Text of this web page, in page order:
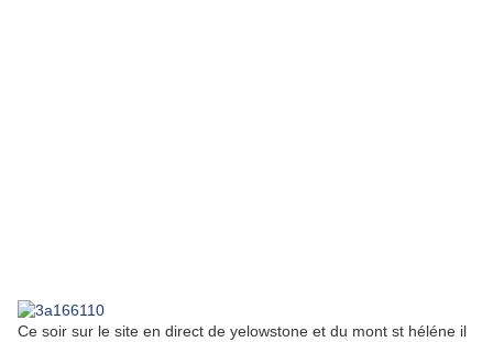
Ce soir sur le site en direct de yelowstone et du mont st héléne il